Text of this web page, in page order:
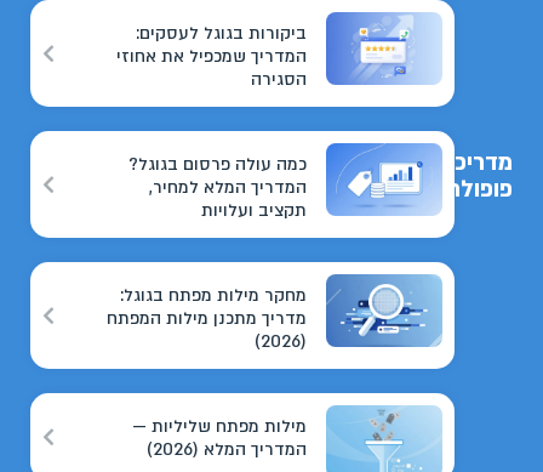
מדריכים
פופולריים
ביקורות בגוגל לעסקים:
המדריך שמכפיל את אחוזי
הסגירה
כמה עולה פרסום בגוגל?
המדריך המלא למחיר,
תקציב ועלויות
מחקר מילות מפתח בגוגל:
מדריך מתכנן מילות המפתח
(2026)
מילות מפתח שליליות —
המדריך המלא (2026)